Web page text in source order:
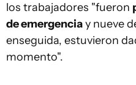
los trabajadores "fueron
de emergenciay nueve
enseguida, estuvieron
momento".